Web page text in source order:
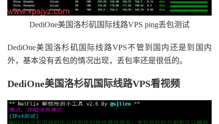
DediOne美国洛杉矶国际线路VPS ping丢包测试
DediOne美国洛杉矶国际线路VPS不管到国内还是到国内
外，基本没有丢包的情况出现，丢包率还是很低的。
DediOne美国洛杉矶国际线路VPS看视频